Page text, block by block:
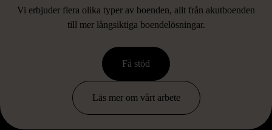
Vi erbjuder flera olika typer av boenden, allt från akutboenden
till mer långsiktiga boendelösningar.
Få stöd
Läs mer om vårt arbete